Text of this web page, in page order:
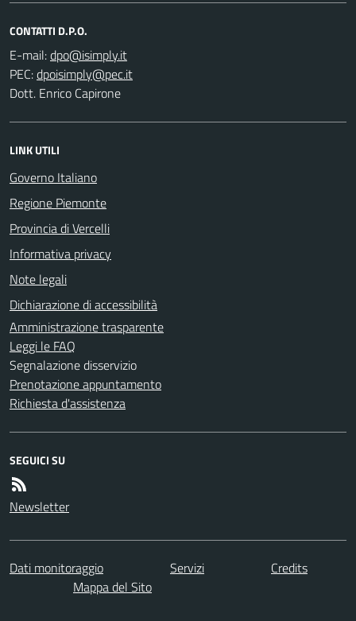
CONTATTI D.P.O.
E-mail:
PEC:
Dott. Enrico Capirone
LINK UTILI
Governo Italiano
Regione Piemonte
Provincia di Vercelli
Informativa privacy
Note legali
Dichiarazione di accessibilità
Amministrazione trasparente
Leggi le FAQ
Segnalazione disservizio
Prenotazione appuntamento
Richiesta d'assistenza
SEGUICI SU
Newsletter
Dati monitoraggio Servizi
Credits
Mappa del Sito